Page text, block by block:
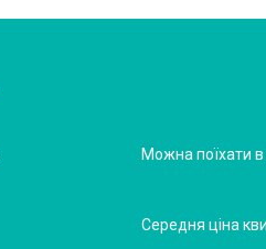
Можна поїхати в
Середня ціна